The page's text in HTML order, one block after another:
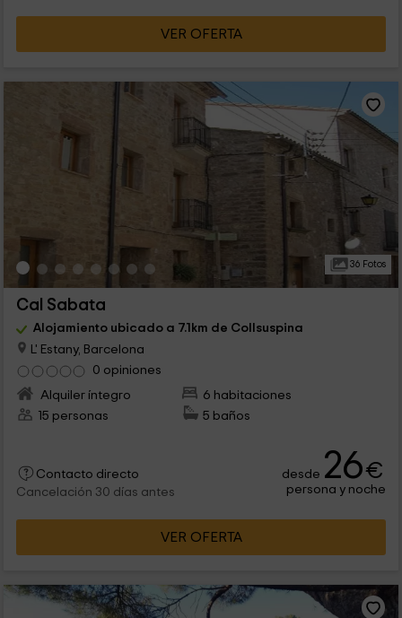
VER OFERTA
36 Fotos
Cal Sabata
Alojamiento ubicado a 7.1km de Collsuspina
L' Estany, Barcelona
0 opiniones
Alquiler íntegro
6 habitaciones
15 personas
5 baños
Contacto directo
Cancelación 30 días antes
desde 26€
persona y noche
VER OFERTA